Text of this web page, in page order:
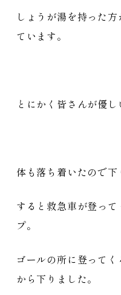
しょうが湯を持った
ています。
とにかく皆さんが優し
体も落ち着いたので下
すると救急車が登っ
プ。
ゴールの所に登って
から下りました。